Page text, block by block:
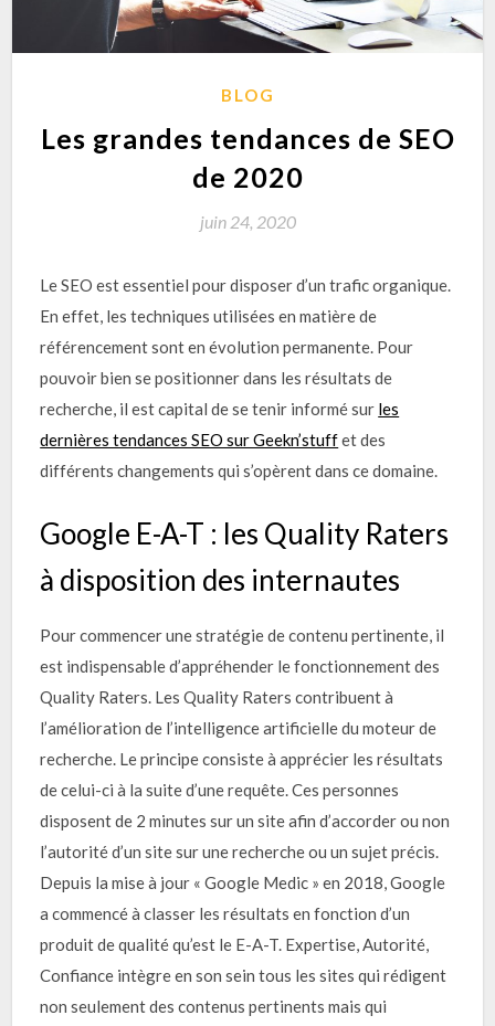
BLOG
Les grandes tendances de SEO
de 2020
juin 24, 2020
Le SEO est essentiel pour disposer d’un trafic organique.
En effet, les techniques utilisées en matière de
référencement sont en évolution permanente. Pour
pouvoir bien se positionner dans les résultats de
recherche, il est capital de se tenir informé sur les
dernières tendances SEO sur Geekn’stuffet des
différents changements qui s’opèrent dans ce domaine.
Google E-A-T : les Quality Raters
à disposition des internautes
Pour commencer une stratégie de contenu pertinente, il
est indispensable d’appréhender le fonctionnement des
Quality Raters. Les Quality Raters contribuent à
l’amélioration de l’intelligence artificielle du moteur de
recherche. Le principe consiste à apprécier les résultats
de celui-ci à la suite d’une requête. Ces personnes
disposent de 2 minutes sur un site afin d’accorder ou non
l’autorité d’un site sur une recherche ou un sujet précis.
Depuis la mise à jour « Google Medic » en 2018, Google
a commencé à classer les résultats en fonction d’un
produit de qualité qu’est le E-A-T. Expertise, Autorité,
Confiance intègre en son sein tous les sites qui rédigent
non seulement des contenus pertinents mais qui